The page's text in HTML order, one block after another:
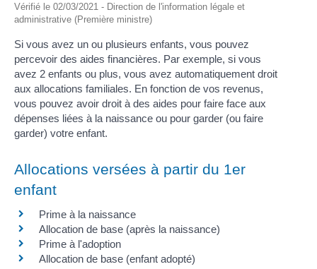
Vérifié le 02/03/2021 - Direction de l'information légale et
administrative (Première ministre)
Si vous avez un ou plusieurs enfants, vous pouvez
percevoir des aides financières. Par exemple, si vous
avez 2 enfants ou plus, vous avez automatiquement droit
aux allocations familiales. En fonction de vos revenus,
vous pouvez avoir droit à des aides pour faire face aux
dépenses liées à la naissance ou pour garder (ou faire
garder) votre enfant.
Allocations versées à partir du 1er
enfant
Prime à la naissance
Allocation de base (après la naissance)
Prime à l'adoption
Allocation de base (enfant adopté)